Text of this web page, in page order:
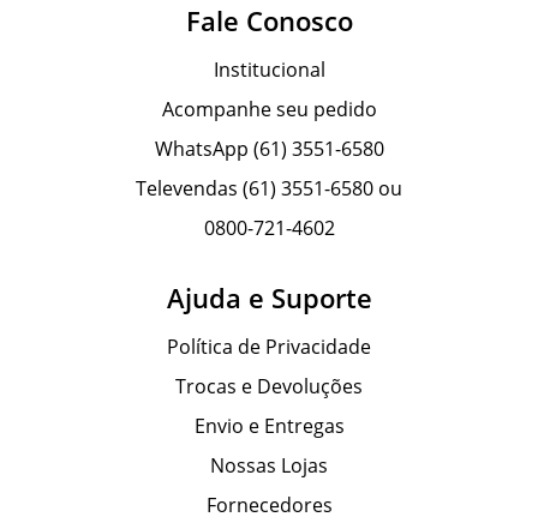
Fale Conosco
Institucional
Acompanhe seu pedido
WhatsApp (61) 3551-6580
Televendas (61) 3551-6580 ou
0800-721-4602
Ajuda e Suporte
Política de Privacidade
Trocas e Devoluções
Envio e Entregas
Nossas Lojas
Fornecedores